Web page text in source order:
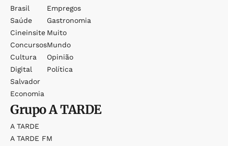
Brasil
Saúde
Cineinsite
Concursos
Cultura
Digital
Salvador
Economia
Empregos
Gastronomia
Muito
Mundo
Opinião
Política
GrupoA TARDE
A TARDE
A TARDE FM